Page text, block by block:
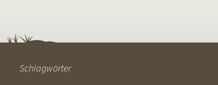
Schlagwörter